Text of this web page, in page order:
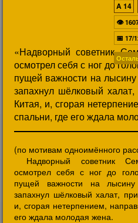
«Надворный советник
осмотрел себя с ног до
пущей важности на лысину
запахнул шёлковый
Китая, и, сгорая
спальни, где его ждала
A14
👁
📅 17/
(по мотивам одноимённого
Надворный советник
осмотрел себя с ног до
пущей важности на лысину
запахнул шёлковый халат,
и, сгорая нетерпением,
его ждала молодая жена.